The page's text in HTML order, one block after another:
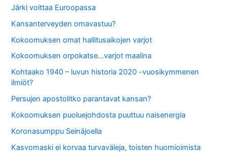
Järki voittaa Euroopassa
Kansanterveyden omavastuu?
Kokoomuksen omat hallitusaikojen varjot
Kokoomuksen orpokatse…varjot maalina
Kohtaako 1940 – luvun historia 2020 -vuosikymmenen
ilmiöt?
Persujen apostolitko parantavat kansan?
Kokoomuksen puoluejohdosta puuttuu naisenergia
Koronasumppu Seinäjoella
Kasvomaski ei korvaa turvaväleja, toisten huomioimista